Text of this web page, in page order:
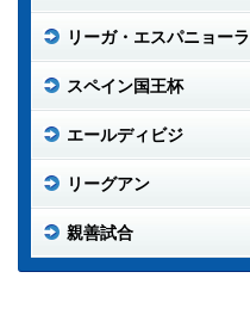
リーガ・エスパニョーラ
スペイン国王杯
エールディビジ
リーグアン
親善試合